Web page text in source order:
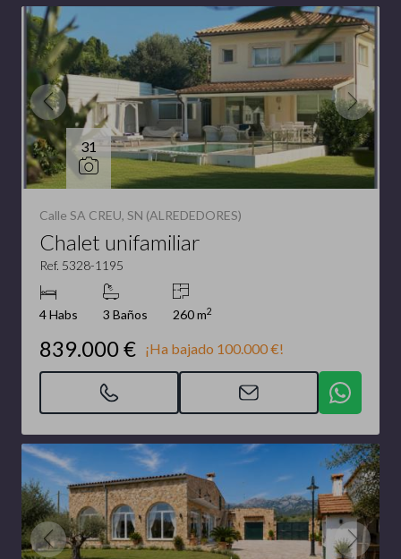
31
Calle SA CREU, SN (ALREDEDORES)
Chalet unifamiliar
Ref. 5328-1195
4 Habs 3 Baños 260 m2
839.000 € ¡Ha bajado 100.000 €!